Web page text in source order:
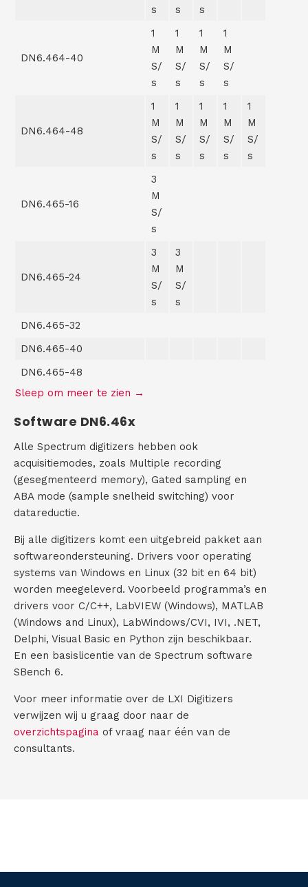
s
s
s
DN6.464-40
1
M
S/
s
1
M
S/
s
1
M
S/
s
1
M
S/
s
DN6.464-48
1
M
S/
s
1
M
S/
s
1
M
S/
s
1
M
S/
s
1
M
S/
s
DN6.465-16
3
M
S/
s
DN6.465-24
3
M
S/
s
3
M
S/
s
DN6.465-32
DN6.465-40
DN6.465-48
Software DN6.46x
Alle Spectrum digitizers hebben ook
acquisitiemodes, zoals Multiple recording
(gesegmenteerd memory), Gated sampling en
ABA mode (sample snelheid switching) voor
datareductie.
Bij alle digitizers komt een uitgebreid pakket aan
softwareondersteuning. Drivers voor operating
systems van Windows en Linux (32 bit en 64 bit)
worden meegeleverd. Voorbeeld programma’s en
drivers voor C/C++, LabVIEW (Windows), MATLAB
(Windows and Linux), LabWindows/CVI, IVI, .NET,
Delphi, Visual Basic en Python zijn beschikbaar.
En een basislicentie van de Spectrum software
SBench 6.
Voor meer informatie over de LXI Digitizers
verwijzen wij u graag door naar de
overzichtspagina of vraag naar één van de
consultants.